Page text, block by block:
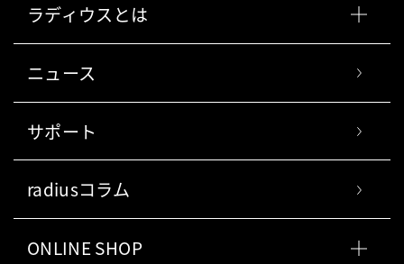
ラディウスとは
ニュース
サポート
radiusコラム
ONLINE SHOP